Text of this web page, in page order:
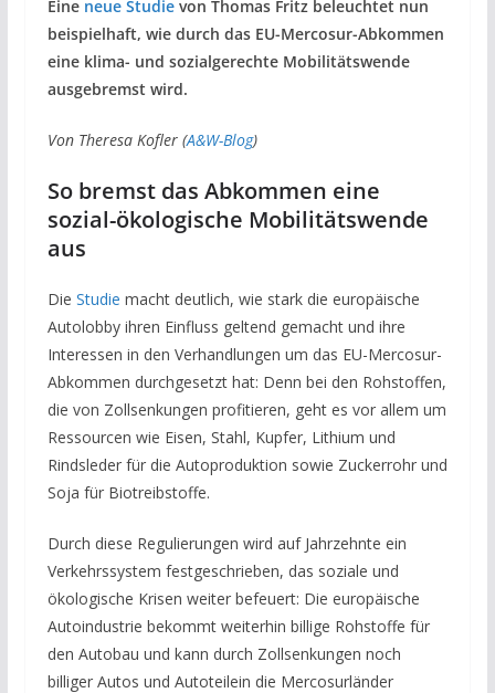
Eine neue Studievon Thomas Fritz beleuchtet nun
beispielhaft, wie durch das EU-Mercosur-Abkommen
eine klima- und sozialgerechte Mobilitätswende
ausgebremst wird.
Von Theresa Kofler (A&W-Blog)
So bremst das Abkommen eine
sozial-ökologische Mobilitätswende
aus
Die Studie macht deutlich, wie stark die europäische
Autolobby ihren Einfluss geltend gemacht und ihre
Interessen in den Verhandlungen um das EU-Mercosur-
Abkommen durchgesetzt hat: Denn bei den Rohstoffen,
die von Zollsenkungen profitieren, geht es vor allem um
Ressourcen wie Eisen, Stahl, Kupfer, Lithium und
Rindsleder für die Autoproduktion sowie Zuckerrohr und
Soja für Biotreibstoffe.
Durch diese Regulierungen wird auf Jahrzehnte ein
Verkehrssystem festgeschrieben, das soziale und
ökologische Krisen weiter befeuert: Die europäische
Autoindustrie bekommt weiterhin billige Rohstoffe für
den Autobau und kann durch Zollsenkungen noch
billiger Autos und Autoteilein die Mercosurländer